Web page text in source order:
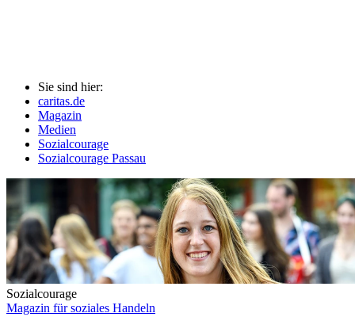
Sie sind hier:
caritas.de
Magazin
Medien
Sozialcourage
Sozialcourage Passau
Sozialcourage
Magazin für soziales Handeln